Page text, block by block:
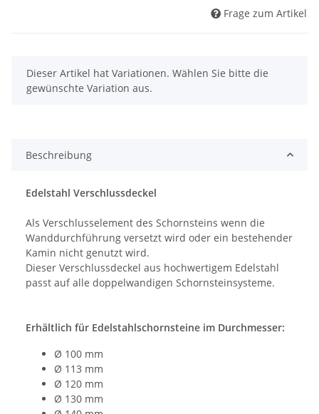
Frage zum Artikel
x
Dieser Artikel hat Variationen. Wählen Sie bitte die
gewünschte Variation aus.
Beschreibung
Edelstahl Verschlussdeckel
Als Verschlusselement des Schornsteins wenn die
Wanddurchführung versetzt wird oder ein bestehender
Kamin nicht genutzt wird.
Dieser Verschlussdeckel aus hochwertigem Edelstahl
passt auf alle doppelwandigen Schornsteinsysteme.
Erhältlich für Edelstahlschornsteine im Durchmesser:
Ø 100 mm
Ø 113 mm
Ø 120 mm
Ø 130 mm